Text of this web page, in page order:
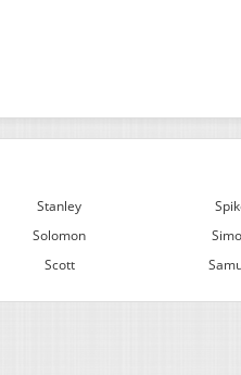
Stanley
Solomon
Scott